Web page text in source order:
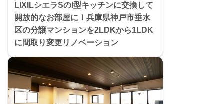
LIXILシエラSのI型キッチンに交換して
開放的なお部屋に！兵庫県神戸市垂水
区の分譲マンションを2LDKから1LDK
に間取り変更リノベーション